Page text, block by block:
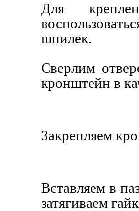
Для
шпилек.
Сверлим
кронштейн в
Закрепляем
Вставляем в
затягиваем